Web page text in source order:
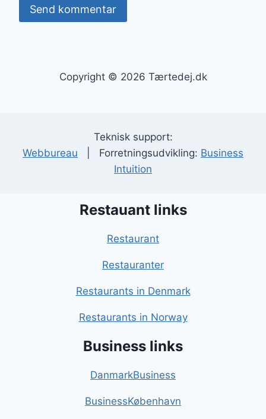
Copyright © 2026 Tærtedej.dk
Teknisk support:
Webbureau | Forretningsudvikling: Business
Intuition
Restauant links
Restaurant
Restauranter
Restaurants in Denmark
Restaurants in Norway
Business links
DanmarkBusiness
BusinessKøbenhavn